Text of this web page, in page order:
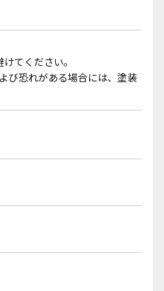
てください。
び恐れがある場合には、塗装